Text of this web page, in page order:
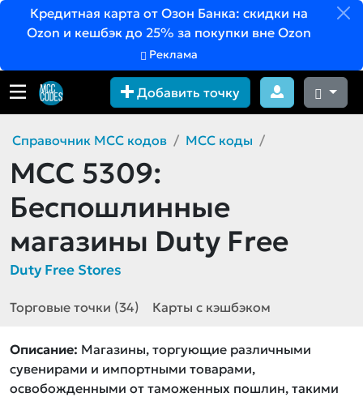
Кредитная карта от Озон Банка: скидки на
Ozon и кешбэк до 25% за покупки вне Ozon
Реклама
Добавить точку
Справочник MCC кодов MCC коды
MCC 5309:
Беспошлинные
магазины Duty Free
Duty Free Stores
Торговые точки (34) Карты с кэшбэком
Описание: Магазины, торгующие различными
сувенирами и импортными товарами,
освобожденными от таможенных пошлин, такими